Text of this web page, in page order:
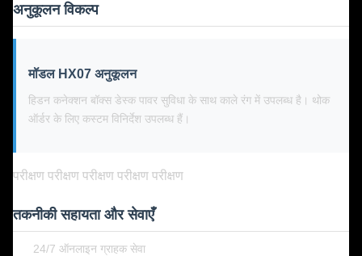
अनुकूलन विकल्प
मॉडल HX07 अनुकूलन
हिडन कनेक्शन बॉक्स डेस्क पावर सुविधा के साथ काले रंग में उपलब्ध है। थोक
ऑर्डर के लिए कस्टम विनिर्देश उपलब्ध हैं।
परीक्षण परीक्षण परीक्षण परीक्षण परीक्षण
तकनीकी सहायता और सेवाएँ
24/7 ऑनलाइन ग्राहक सेवा